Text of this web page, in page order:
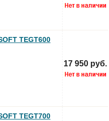
TEGT600
17 950 руб.
TEGT700